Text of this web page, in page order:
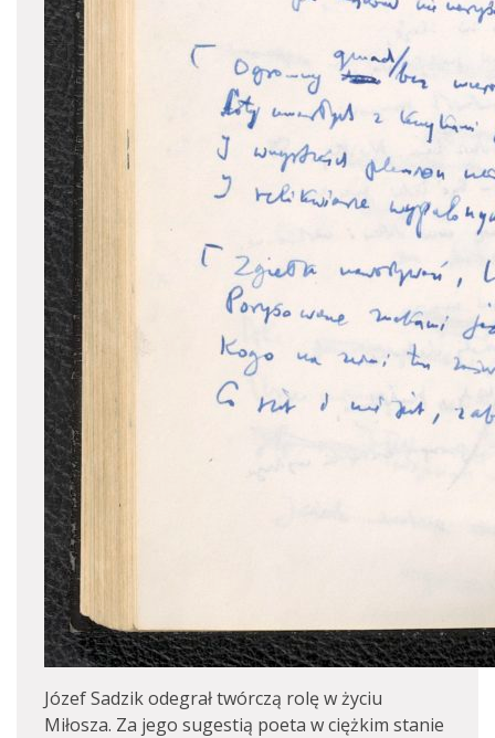
Józef Sadzik odegrał twórczą rolę w życiu
Miłosza. Za jego sugestią poeta w ciężkim stanie